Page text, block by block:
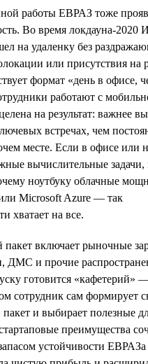
работы ЕВРАЗ тоже
Во время локдауна-2020
на удаленку без
или присутствия на
формат «день в офисе,
работают с
на результат: важнее
встречах, чем
месте. Если в офисе или
вычислительные
ноутбуку облачные
Microsoft Azure — так
хватает на все.
включает рыночные
ДМС и прочие
готовится «кафетерий»
сотрудник сам формирует
и выбирает полезные
преимущества
устойчивости